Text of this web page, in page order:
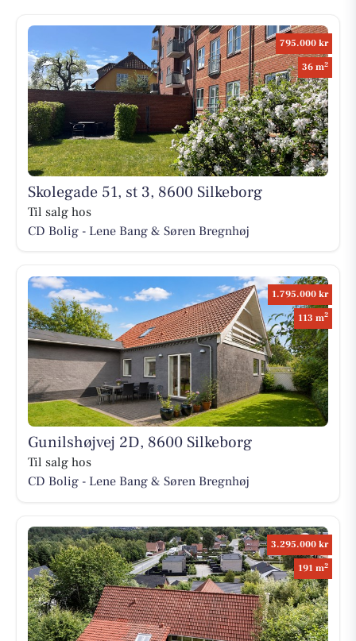
795.000 kr
36 m2
Skolegade 51, st 3, 8600 Silkeborg
Til salg hos
CD Bolig - Lene Bang & Søren Bregnhøj
1.795.000 kr
113 m2
Gunilshøjvej 2D, 8600 Silkeborg
Til salg hos
CD Bolig - Lene Bang & Søren Bregnhøj
3.295.000 kr
191 m2